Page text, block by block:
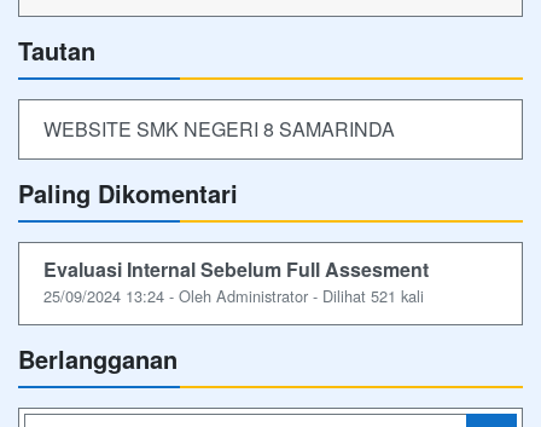
Tautan
WEBSITE SMK NEGERI 8 SAMARINDA
Paling Dikomentari
Evaluasi Internal Sebelum Full Assesment
25/09/2024 13:24 - Oleh Administrator - Dilihat 521 kali
Berlangganan